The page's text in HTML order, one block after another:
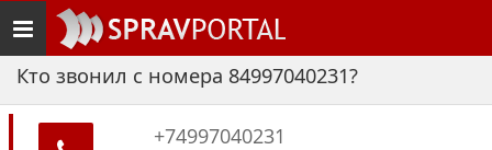
Toggle
navigation
Кто звонил с номера 84997040231?
+74997040231